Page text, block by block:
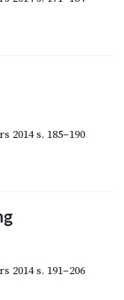
2014s. 185–190
2014s. 191–206